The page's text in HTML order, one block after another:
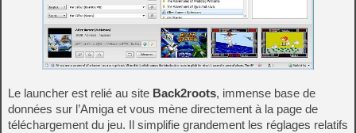
Le launcher est relié au site Back2roots, immense base de
données sur l’Amiga et vous mène directement à la page de
téléchargement du jeu. Il simplifie grandement les réglages relatifs